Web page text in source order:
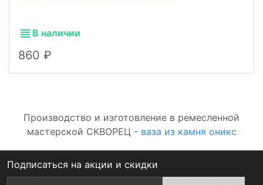
В наличии
860
Производство и изготовление в ремесленной
мастерской СКВОРЕЦ - ваза из камня оникс
Подписаться на акции и скидки